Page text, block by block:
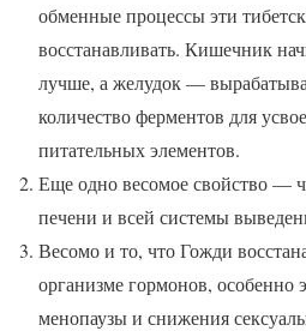
обменные процессы эти
восстанавливать. Кишечник
лучше, а желудок —
количество ферментов для
питательных элементов.
Еще одно весомое свойство —
печени и всей системы
Весомо и то, что Гожди
организме гормонов, особенно
менопаузы и снижения